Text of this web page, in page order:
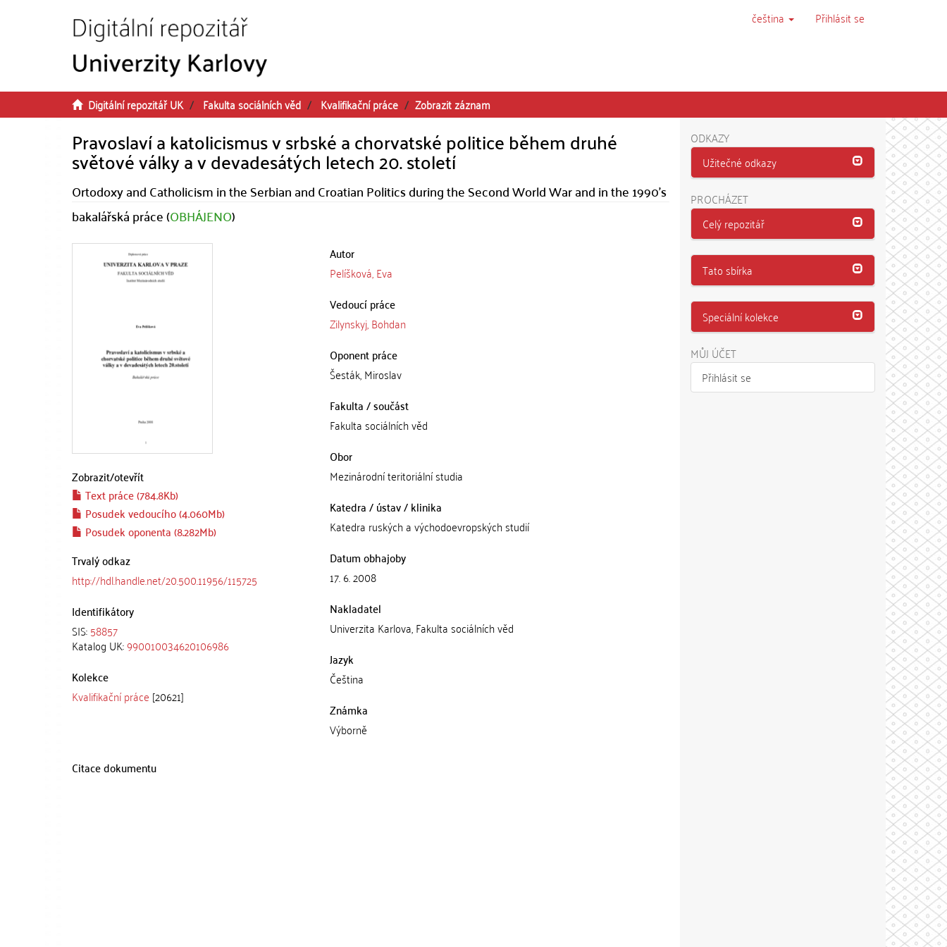
čeština Přihlásit se
Digitální repozitář UK Fakulta sociálních věd Kvalifikační práce Zobrazit záznam
Pravoslaví a katolicismus v srbské a chorvatské politice během druhé
světové války a v devadesátých letech 20. století
Ortodoxy and Catholicism in the Serbian and Croatian Politics during the Second World War and in the 1990's
bakalářská práce (OBHÁJENO)
Zobrazit/otevřít
Text práce (784.8Kb)
Posudek vedoucího (4.060Mb)
Posudek oponenta (8.282Mb)
Trvalý odkaz
http://hdl.handle.net/20.500.11956/115725
Identifikátory
SIS:58857
Katalog UK:990010034620106986
Kolekce
Kvalifikační práce [20621]
Autor
Pelíšková, Eva
Vedoucí práce
Zilynskyj, Bohdan
Oponent práce
Šesták, Miroslav
Fakulta / součást
Fakulta sociálních věd
Obor
Mezinárodní teritoriální studia
Katedra / ústav / klinika
Katedra ruských a východoevropských studií
Datum obhajoby
17. 6. 2008
Nakladatel
Univerzita Karlova, Fakulta sociálních věd
Jazyk
Čeština
Známka
Výborně
Citace dokumentu
ODKAZY
Užitečné odkazy
PROCHÁZET
Celý repozitář
Tato sbírka
Speciální kolekce
MŮJ ÚČET
Přihlásit se